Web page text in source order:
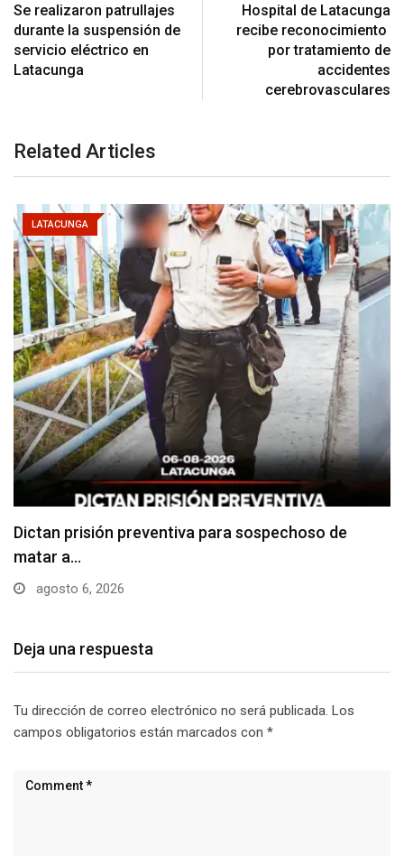
Se realizaron patrullajes
durante la suspensión de
servicio eléctrico en
Latacunga
Hospital de Latacunga
recibe reconocimiento
por tratamiento de
accidentes
cerebrovasculares
Related Articles
LATACUNGA
Usuarios madrugan y hacen largas filas para
obtener…
agosto 6, 2026
Deja una respuesta
Tu dirección de correo electrónico no será publicada. Los
campos obligatorios están marcados con *